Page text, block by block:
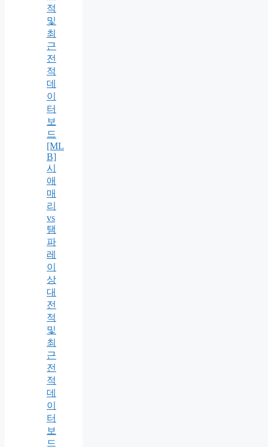
적
및
최
근
전
적
데
이
터
보
드
[ML
B]
시
애
매
리
vs
탬
파
레
이
상
대
전
적
및
최
근
전
적
데
이
터
보
드